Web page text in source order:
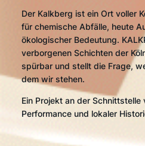
Der Kalkberg ist ein Ort voller
für chemische Abfälle, heute
ökologischer Bedeutung.
verborgenen Schichten der
spürbar und stellt die Frage,
dem wir stehen.
Ein Projekt an der
Performance und lokaler